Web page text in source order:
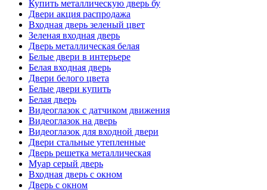
Купить металлическую дверь бу
Двери акция распродажа
Входная дверь зеленый цвет
Зеленая входная дверь
Дверь металлическая белая
Белые двери в интерьере
Белая входная дверь
Двери белого цвета
Белые двери купить
Белая дверь
Видеоглазок с датчиком движения
Видеоглазок на дверь
Видеоглазок для входной двери
Двери стальные утепленные
Дверь решетка металлическая
Муар серый дверь
Входная дверь с окном
Дверь с окном